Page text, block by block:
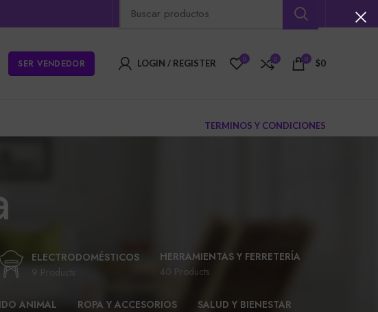
SER VENDEDOR LOGIN / REGISTER 0 0 0 $0
TERMINOS Y CONDICIONES
ELECTRODOMÉSTICOS
9 Products
HERRAMIENTAS Y FERRETERÍA
40 Products
ANIMAL
ROPA Y ACCESORIOS
SALUD Y BIENESTAR